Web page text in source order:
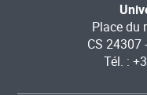
Place du
CS 24307
Tél. :